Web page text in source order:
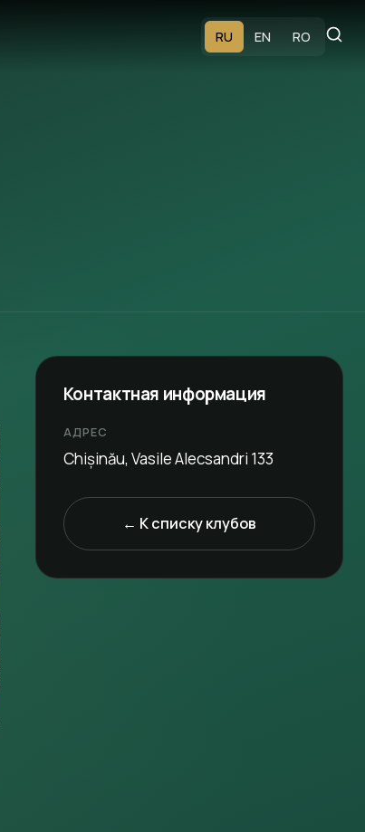
RU EN RO
Контактная информация
АДРЕС
Chișinău, Vasile Alecsandri 133
← К списку клубов